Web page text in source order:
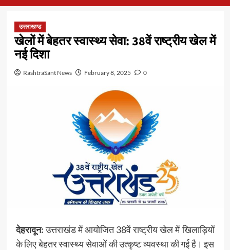
उत्तराखण्ड
खेलों में बेहतर स्वास्थ्य सेवा: 38वें राष्ट्रीय खेल में
नई दिशा
RashtraSant News February 8, 2025 0
देहरादून:उत्तराखंड में आयोजित 38वें राष्ट्रीय खेल में खिलाड़ियों
के लिए बेहतर स्वास्थ्य सेवाओं की उत्कृष्ट व्यवस्था की गई है। इस